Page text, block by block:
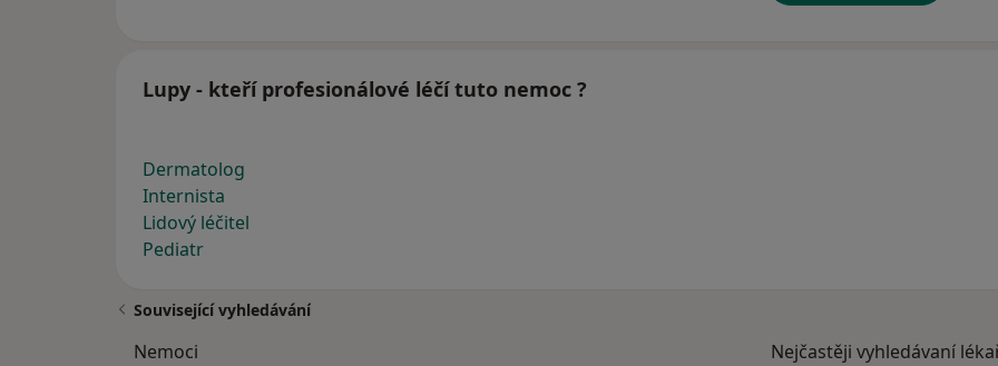
Lupy - kteří profesionálové léčí tuto nemoc ?
Dermatolog
Internista
Lidový léčitel
Pediatr
Související vyhledávání
Nemoci
Nejčastěji vyhledávaní